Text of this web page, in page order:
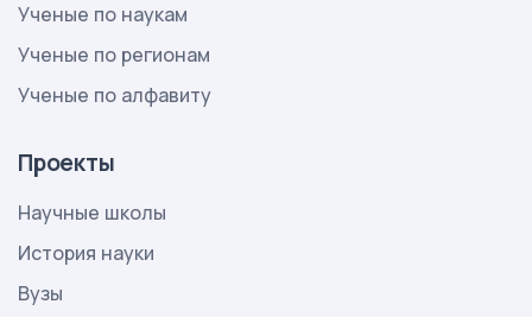
Ученые по наукам
Ученые по регионам
Ученые по алфавиту
Проекты
Научные школы
История науки
Вузы